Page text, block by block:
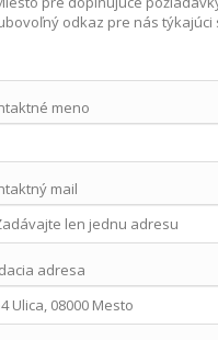
meno
mail
adresa